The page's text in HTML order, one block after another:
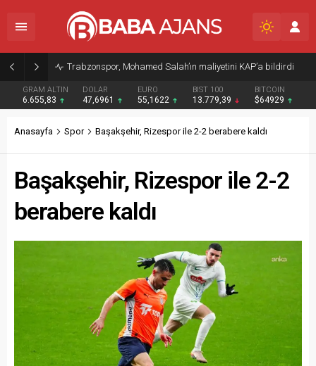
Trabzonspor, Mohamed Salah’ın maliyetini KAP’a bildirdi
GRAM ALTIN
6.655,83
DOLAR
47,6961
EURO
55,1622
BIST 100
13.779,39
BITCOIN
$64929
Anasayfa Spor Başakşehir, Rizespor ile 2-2 berabere kaldı
Başakşehir, Rizespor ile 2-2
berabere kaldı